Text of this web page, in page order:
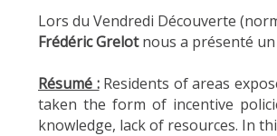
Lors du Vendredi Découverte
Frédéric Grelotnous a présenté
Résumé :Residents of areas
taken the form of incentive
knowledge, lack of resources. In